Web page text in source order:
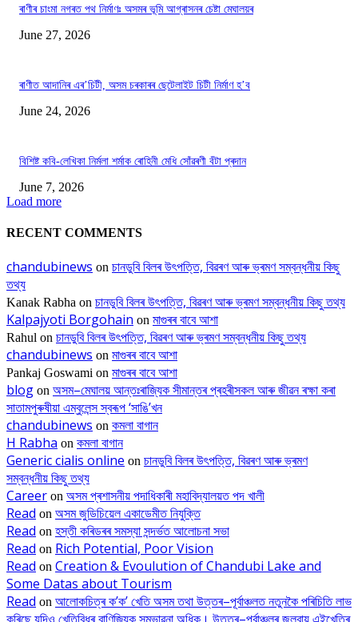
ৰাণীৰ চাংমা নগৰত পথ নিৰ্মাণঃ অসমৰ ভূমি আগ্ৰাসনৰ চেষ্টা মেঘালয়ৰ
June 27, 2026
ৰাণীত আদানিৰ এৰ’চিটী, অসম চৰকাৰৰ ছেটেলাইট চিটী নিৰ্মাণ হ’ব
June 24, 2026
বিশিষ্ট কবি-লেখিকা নিৰ্মলা শৰ্মাক ৰোহিনী মেধি সোঁৱৰণী বঁটা প্ৰদান
June 7, 2026
Load more
RECENT COMMENTS
chandubinews on চানডুবি বিলৰ উৎপত্তি, বিৱৰণ আৰু ভ্ৰমণ সম্বন্ধনীয় কিছু
তথ্য
Kanak Rabha on চানডুবি বিলৰ উৎপত্তি, বিৱৰণ আৰু ভ্ৰমণ সম্বন্ধনীয় কিছু তথ্য
Kalpajyoti Borgohain on মাগুৰৰ বাবে আশা
Rahul on চানডুবি বিলৰ উৎপত্তি, বিৱৰণ আৰু ভ্ৰমণ সম্বন্ধনীয় কিছু তথ্য
chandubinews on মাগুৰৰ বাবে আশা
Pankaj Goswami on মাগুৰৰ বাবে আশা
blog on অসম–মেঘালয় আন্তঃৰাজ্যিক সীমান্তৰ প্ৰহৰীসকল আৰু জীৱন ৰক্ষা কৰা
সাতামপুৰুষীয়া এম্বুলেন্স স্বৰূপ ‘সাঙি’খন
chandubinews on কমলা বাগান
H Rabha on কমলা বাগান
Generic cialis online on চানডুবি বিলৰ উৎপত্তি, বিৱৰণ আৰু ভ্ৰমণ
সম্বন্ধনীয় কিছু তথ্য
Career on অসম প্ৰশাসনীয় পদাধিকাৰী মহাবিদ্যালয়ত পদ খালী
Read on অসম জুডিচিয়েল একাডেমীত নিযুক্তি
Read on হস্তী কৰিডৰৰ সমস্যা সন্দৰ্ভত আলোচনা সভা
Read on Rich Potential, Poor Vision
Read on Creation & Evoulution of Chandubi Lake and
Some Datas about Tourism
Read on আলোকচিত্ৰ ক’ক’ খেতি অসম তথা উত্তৰ–পূৰ্বাঞ্চলত নতুনকৈ পৰিচিতি লাভ
কৰিছে যদিও খেতিবিধৰ বাণিজ্যিক সম্ভাৱনা অধিক। উত্তৰ–পূৰ্বাঞ্চলৰ জলবায়ু এইখেতিৰ